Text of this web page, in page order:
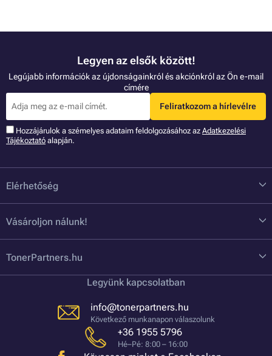
Legyen az elsők között!
Legújabb információk az újdonságainkról és akciónkról az Ön e-mail
címére
Feliratkozom a hírlevélre
Hozzájárulok a szémelyes adataim feldolgozásához az Adatkezelési
Tájékoztató alapján.
Elérhetőség
Vásároljon nálunk!
TonerPartners.hu
Legyünk kapcsolatban
info@tonerpartners.hu
Következő munkanapon válaszolunk
+36 1955 5796
Hé–Pé: 8:00 – 16:00